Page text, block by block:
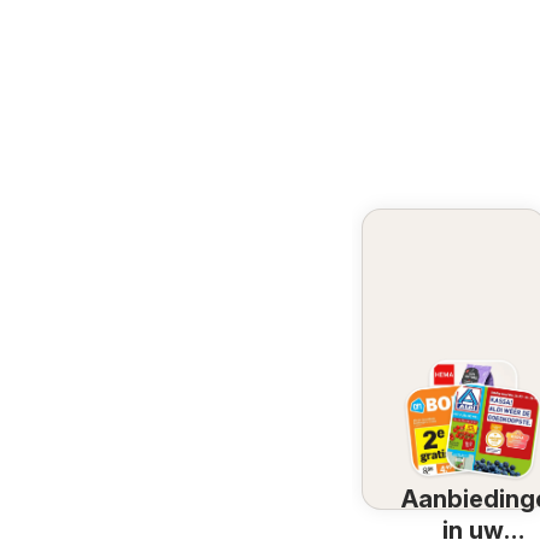
in uw